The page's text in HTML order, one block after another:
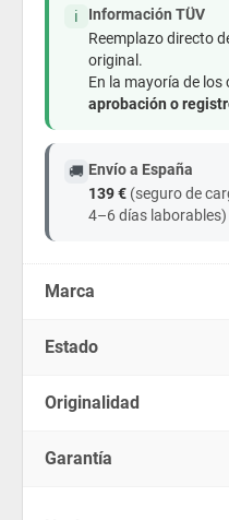
plástico
Mitsubishi
Lancer
2013
Gasolina/Diésel
quantity
ℹ️
Información TÜV
Reemplazo directo
original.
En la mayoría de los
aprobación o
🚚 Envío a España
139 € (seguro de
4–6 días laborables)
Marca
Estado
Originalidad
Garantía